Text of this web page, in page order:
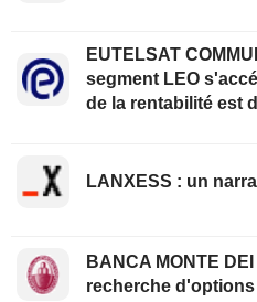
EUTELSAT
segment LEO
de la rentabilité est
LANXESS : un
BANCA MONTE
recherche